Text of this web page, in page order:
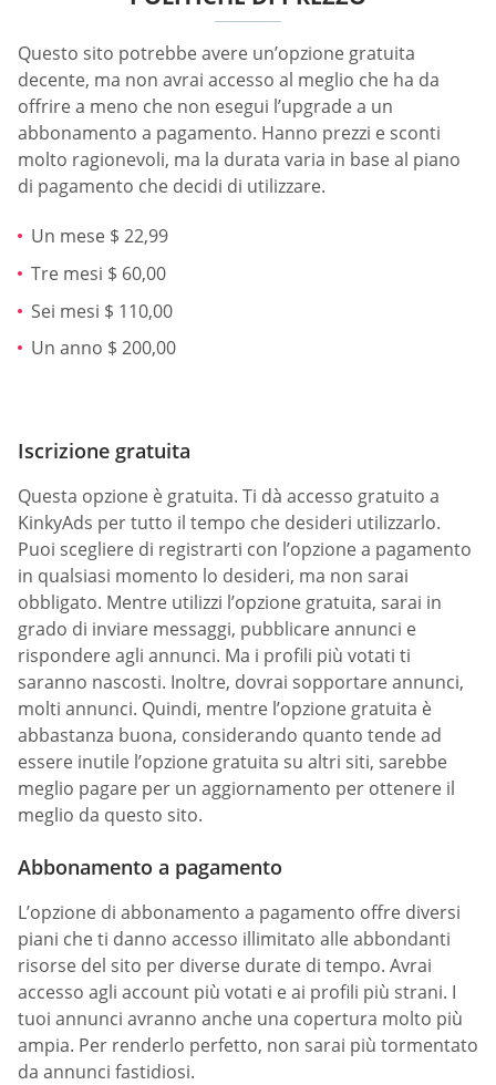
Questo sito potrebbe avere un’opzione gratuita
decente, ma non avrai accesso al meglio che ha da
offrire a meno che non esegui l’upgrade a un
abbonamento a pagamento. Hanno prezzi e sconti
molto ragionevoli, ma la durata varia in base al piano
di pagamento che decidi di utilizzare.
Un mese $ 22,99
Tre mesi $ 60,00
Sei mesi $ 110,00
Un anno $ 200,00
Iscrizione gratuita
Questa opzione è gratuita. Ti dà accesso gratuito a
KinkyAds per tutto il tempo che desideri utilizzarlo.
Puoi scegliere di registrarti con l’opzione a pagamento
in qualsiasi momento lo desideri, ma non sarai
obbligato. Mentre utilizzi l’opzione gratuita, sarai in
grado di inviare messaggi, pubblicare annunci e
rispondere agli annunci. Ma i profili più votati ti
saranno nascosti. Inoltre, dovrai sopportare annunci,
molti annunci. Quindi, mentre l’opzione gratuita è
abbastanza buona, considerando quanto tende ad
essere inutile l’opzione gratuita su altri siti, sarebbe
meglio pagare per un aggiornamento per ottenere il
meglio da questo sito.
Abbonamento a pagamento
L’opzione di abbonamento a pagamento offre diversi
piani che ti danno accesso illimitato alle abbondanti
risorse del sito per diverse durate di tempo. Avrai
accesso agli account più votati e ai profili più strani. I
tuoi annunci avranno anche una copertura molto più
ampia. Per renderlo perfetto, non sarai più tormentato
da annunci fastidiosi.